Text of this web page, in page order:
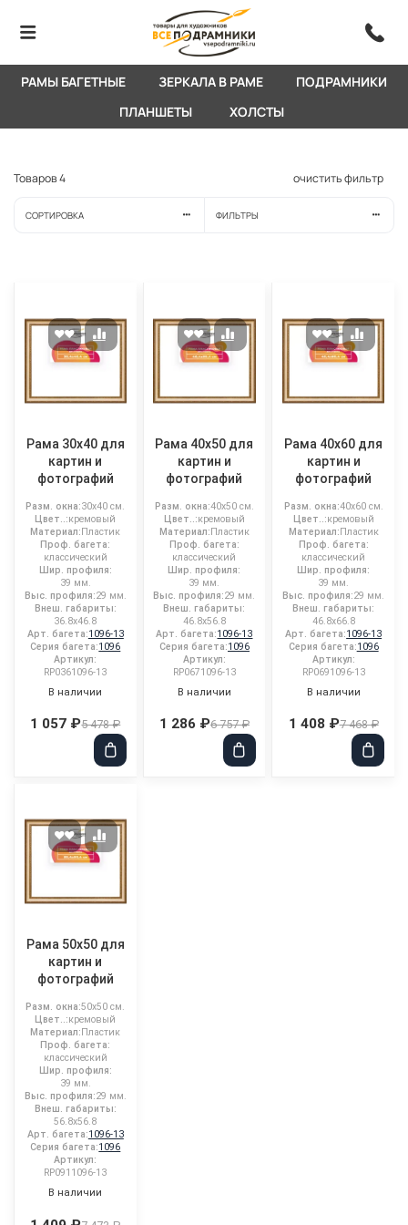
РАМЫ БАГЕТНЫЕ ЗЕРКАЛА В РАМЕ
ПОДРАМНИКИ
ПЛАНШЕТЫ
ХОЛСТЫ
Товаров4 очистить фильтр
СОРТИРОВКА ФИЛЬТРЫ
Рама 30x40 для
картин и
фотографий
Разм. окна:30x40 см.
Цвет..:кремовый
Материал:Пластик
Проф. багета:
классический
Шир. профиля:
39 мм.
Выс. профиля:29 мм.
Внеш. габариты:
36.8x46.8
Арт. багета:1096-13
Серия багета:1096
Артикул:
RP0361096-13
В наличии
1 057 ₽5 478 ₽
Рама 40x50 для
картин и
фотографий
Разм. окна:40x50 см.
Цвет..:кремовый
Материал:Пластик
Проф. багета:
классический
Шир. профиля:
39 мм.
Выс. профиля:29 мм.
Внеш. габариты:
46.8x56.8
Арт. багета:1096-13
Серия багета:1096
Артикул:
RP0671096-13
В наличии
1 286 ₽6 757 ₽
Рама 40x60 для
картин и
фотографий
Разм. окна:40x60 см.
Цвет..:кремовый
Материал:Пластик
Проф. багета:
классический
Шир. профиля:
39 мм.
Выс. профиля:29 мм.
Внеш. габариты:
46.8x66.8
Арт. багета:1096-13
Серия багета:1096
Артикул:
RP0691096-13
В наличии
1 408 ₽7 468 ₽
Рама 50x50 для
картин и
фотографий
Разм. окна:50x50 см.
Цвет..:кремовый
Материал: Пластик
Проф. багета:
классический
Шир. профиля:
39 мм.
Выс. профиля:29 мм.
Внеш. габариты:
56.8x56.8
Арт. багета:1096-13
Серия багета:1096
Артикул:
RP0911096-13
В наличии